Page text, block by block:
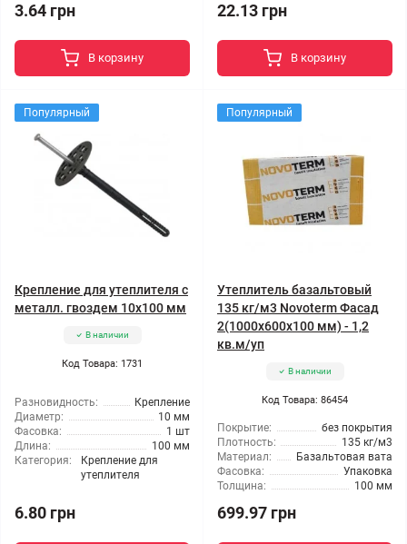
3.64 грн
В корзину
22.13 грн
В корзину
Популярный
Крепление для утеплителя с
металл. гвоздем 10x100 мм
В наличии
Код Товара: 1731
Разновидность:
Крепление
Диаметр:
10 мм
Фасовка:
1 шт
Длина:
100 мм
Категория:
Крепление для
утеплителя
6.80 грн
Популярный
Утеплитель базальтовый
135 кг/м3 Novoterm Фасад
2(1000x600x100 мм) - 1,2
кв.м/уп
В наличии
Код Товара: 86454
Покрытие:
без покрытия
Плотность:
135 кг/м3
Материал:
Базальтовая вата
Фасовка:
Упаковка
Толщина:
100 мм
699.97 грн